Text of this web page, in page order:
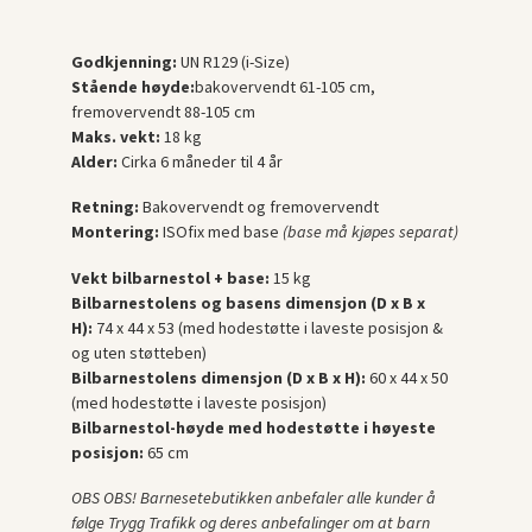
Godkjenning: UN R129 (i-Size)
Stående høyde:bakovervendt 61-105 cm,
fremovervendt 88-105 cm
Maks. vekt: 18 kg
Alder: Cirka 6 måneder til 4 år
Retning: Bakovervendt og fremovervendt
Montering: ISOfix med base (base må kjøpes separat)
Vekt bilbarnestol + base: 15 kg
Bilbarnestolens og basens dimensjon (D x B x
H): 74 x 44 x 53 (med hodestøtte i laveste posisjon &
og uten støtteben)
Bilbarnestolens dimensjon (D x B x H): 60 x 44 x 50
(med hodestøtte i laveste posisjon)
Bilbarnestol-høyde med hodestøtte i høyeste
posisjon: 65 cm
OBS OBS! Barnesetebutikken anbefaler alle kunder å
følge Trygg Trafikk og deres anbefalinger om at barn